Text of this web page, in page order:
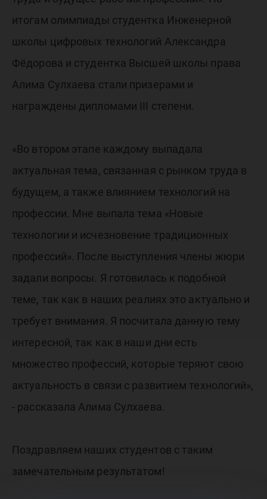
итогам олимпиады студентка Инженерной
школы цифровых технологий Александра
Фёдорова и студентка Высшей школы права
Алима Сулхаева стали призерами и
награждены дипломами III степени.
«Во втором этапе каждому выпадала
актуальная тема, связанная с рынком труда в
будущем, а также влиянием технологий на
профессии. Мне выпала тема «Новые
технологии и исчезновение традиционных
профессий». После выступления члены жюри
задали вопросы. Я готовилась к подобной
теме, так как в наших реалиях это актуально и
требует внимания. Я посчитала данную тему
интересной, так как в наши дни есть
множество профессий, которые теряют свою
актуальность в связи с развитием технологий»,
- рассказала Алима Сулхаева.
Поздравляем наших студентов с таким
замечательным результатом!